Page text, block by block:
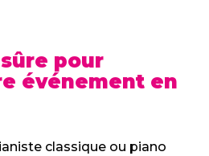
pour
événement en
classique ou piano